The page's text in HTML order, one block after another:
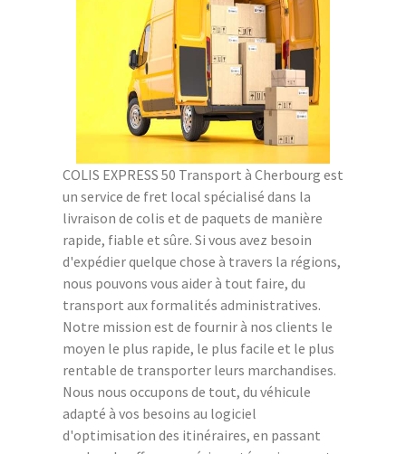
COLIS EXPRESS 50 Transport à Cherbourg est
un service de fret local spécialisé dans la
livraison de colis et de paquets de manière
rapide, fiable et sûre. Si vous avez besoin
d'expédier quelque chose à travers la régions,
nous pouvons vous aider à tout faire, du
transport aux formalités administratives.
Notre mission est de fournir à nos clients le
moyen le plus rapide, le plus facile et le plus
rentable de transporter leurs marchandises.
Nous nous occupons de tout, du véhicule
adapté à vos besoins au logiciel
d'optimisation des itinéraires, en passant